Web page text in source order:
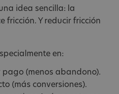
idea sencilla: la
fricción. Y reducir fricción
en:
pago (menos abandono).
(más conversiones).